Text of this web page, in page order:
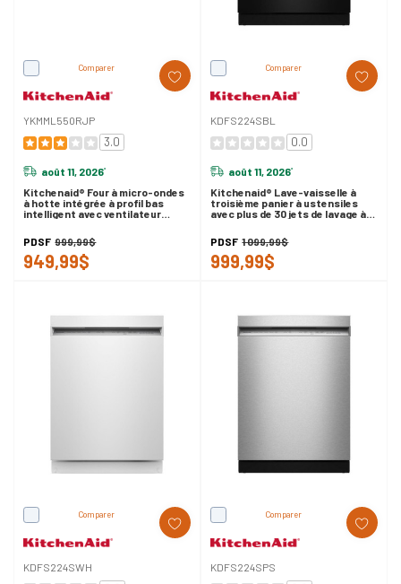
Comparer
YKMML550RJP
3.0
août 11, 2026*
Kitchenaid® Four à micro-ondes
à hotte intégrée à profil bas
intelligent avec ventilateur
PDSF 999,99$
949,99$
Comparer
KDFS224SBL
0.0
août 11, 2026*
Kitchenaid® Lave-vaisselle à
troisième panier à ustensiles
avec plus de 30 jets de lavage à
PDSF 1 099,99$
999,99$
Comparer
KDFS224SWH
Comparer
KDFS224SPS